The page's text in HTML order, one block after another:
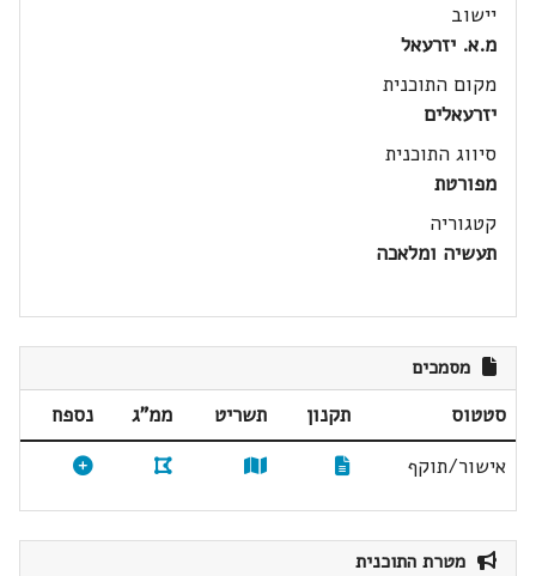
יישוב
מ.א. יזרעאל
מקום התוכנית
יזרעאלים
סיווג התוכנית
מפורטת
קטגוריה
תעשיה ומלאכה
מסמכים
סטטוס תקנון תשריט ממ"ג
נספח
אישור/תוקף
מטרת התוכנית